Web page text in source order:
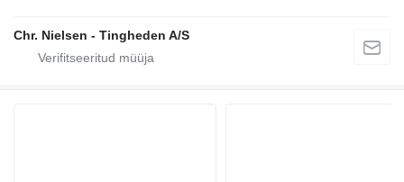
Chr. Nielsen - Tingheden A/S